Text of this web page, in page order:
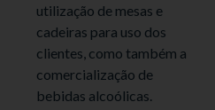
utilização de mesas e
cadeiras para uso dos
clientes, como também a
comercialização de
bebidas alcoólicas.